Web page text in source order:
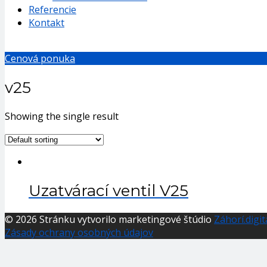
Referencie
Kontakt
Cenová ponuka
v25
Showing the single result
Uzatvárací ventil V25
© 2026 Stránku vytvorilo marketingové štúdio
Zásady ochrany osobných údajov